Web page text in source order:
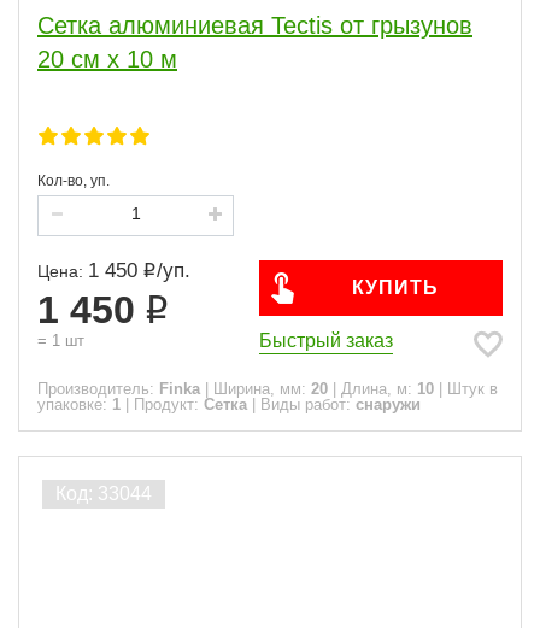
Сетка алюминиевая Tectis от грызунов
20 см х 10 м
Кол-во, уп.
Цена: 1 450 /уп.
1 450
= 1 шт
КУПИТЬ
Быстрый заказ
Производитель: Finka Ширина, мм: 20 Длина, м: 10
Штук в
упаковке: 1 Продукт: Сетка Виды работ: снаружи